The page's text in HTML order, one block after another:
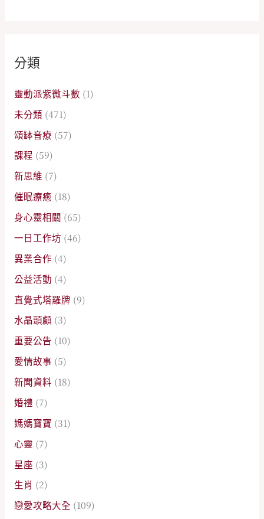
分類
靈動派紫微斗數 (1)
未分類 (471)
頌缽音療 (57)
課程 (59)
新思維 (7)
催眠療癒 (18)
身心靈相關 (65)
一日工作坊 (46)
異業合作 (4)
公益活動 (4)
直覺式塔羅牌 (9)
水晶頭顱 (3)
重要公告 (10)
愛情故事 (5)
新聞資料 (18)
婚禮 (7)
媽媽寶寶 (31)
心靈 (7)
星座 (3)
生肖 (2)
戀愛攻略大全 (109)